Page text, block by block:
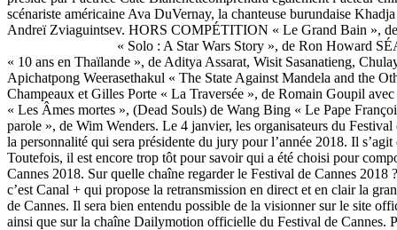
scénariste américaine Ava DuVernay, la chanteuse burundaise
Andreï Zviaguintsev. HORS COMPÉTITION « Le Grand
« Solo : A Star Wars Story », de Ron Howard
« 10 ans en Thaïlande », de Aditya Assarat, Wisit Sasanatieng,
Apichatpong Weerasethakul « The State Against Mandela and the
Champeaux et Gilles Porte « La Traversée », de Romain Goupil
« Les Âmes mortes », (Dead Souls) de Wang Bing « Le Pape
parole », de Wim Wenders. Le 4 janvier, les organisateurs du Festival
la personnalité qui sera présidente du jury pour l’année 2018. Il
Toutefois, il est encore trop tôt pour savoir qui a été choisi pour
Cannes 2018. Sur quelle chaîne regarder le Festival de Cannes 2018
c’est Canal + qui propose la retransmission en direct et en clair la
de Cannes. Il sera bien entendu possible de la visionner sur le site
ainsi que sur la chaîne Dailymotion officielle du Festival de Cannes.